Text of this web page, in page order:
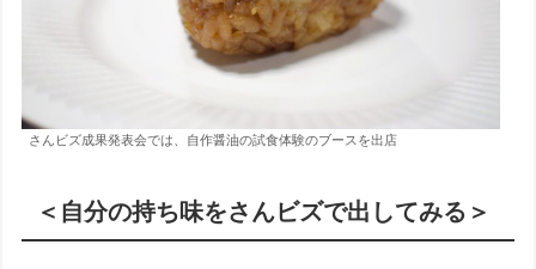
さんビズ成果発表会では、自作醤油の試食体験のブースを出店
＜自分の持ち味をさんビズで出してみる＞